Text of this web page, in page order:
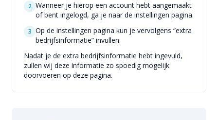
2 Wanneer je hierop een account hebt aangemaakt
of bent ingelogd, ga je naar de instellingen pagina.
3 Op de instellingen pagina kun je vervolgens “extra
bedrijfsinformatie” invullen.
Nadat je de extra bedrijfsinformatie hebt ingevuld,
zullen wij deze informatie zo spoedig mogelijk
doorvoeren op deze pagina.